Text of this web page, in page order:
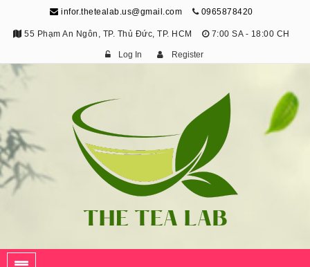
infor.thetealab.us@gmail.com 0965878420
55 Phạm An Ngôn, TP. Thủ Đức, TP. HCM 7:00 SA - 18:00 CH
Log In Register